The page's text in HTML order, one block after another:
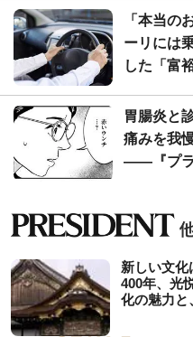
「本当の
ーリには
した「富
胃腸炎と
痛みを我
――『プラ
新しい文
400年、光
化の魅力と